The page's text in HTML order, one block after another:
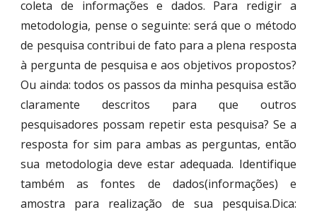
coleta de informações e dados. Para redigir a
metodologia, pense o seguinte: será que o método
de pesquisa contribui de fato para a plena resposta
à pergunta de pesquisa e aos objetivos propostos?
Ou ainda: todos os passos da minha pesquisa estão
claramente descritos para que outros
pesquisadores possam repetir esta pesquisa? Se a
resposta for sim para ambas as perguntas, então
sua metodologia deve estar adequada. Identifique
também as fontes de dados(informações) e
amostra para realização de sua pesquisa.Dica: